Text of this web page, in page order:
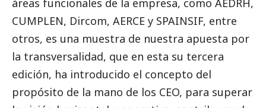
áreas funcionales de la empresa, como AEDRH,
CUMPLEN, Dircom, AERCE y SPAINSIF, entre
otros, es una muestra de nuestra apuesta por
la transversalidad, que en esta su tercera
edición, ha introducido el concepto del
propósito de la mano de los CEO, para superar